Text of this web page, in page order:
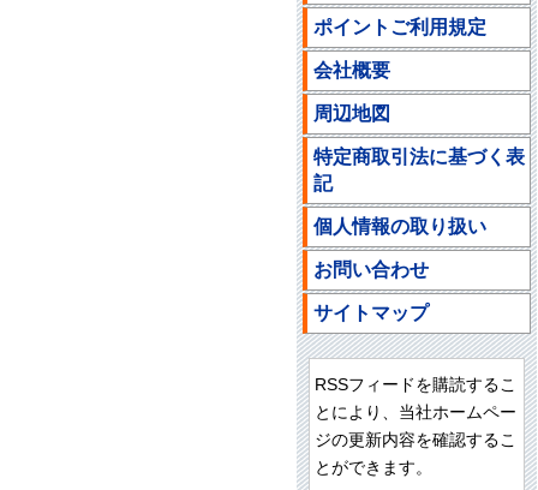
ポイントご利用規定
会社概要
周辺地図
特定商取引法に基づく表
記
個人情報の取り扱い
お問い合わせ
サイトマップ
RSSフィードを購読するこ
とにより、当社ホームペー
ジの更新内容を確認するこ
とができます。